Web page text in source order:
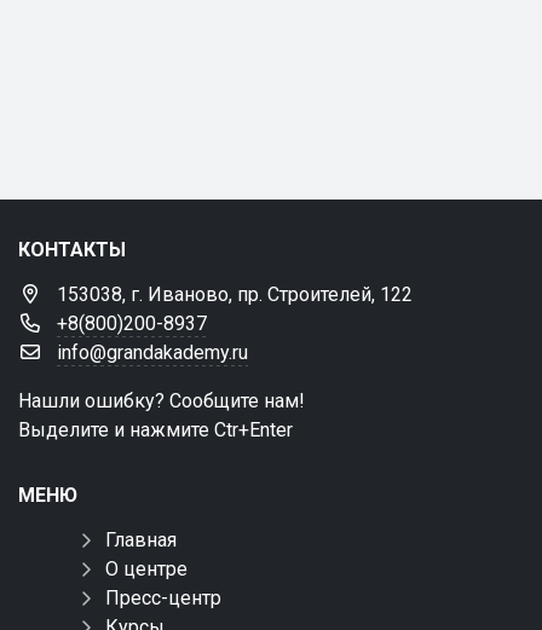
КОНТАКТЫ
153038, г. Иваново, пр. Строителей, 122
+8(800)200-8937
info@grandakademy.ru
Нашли ошибку? Сообщите нам!
Выделите и нажмите Ctr+Enter
МЕНЮ
Главная
О центре
Пресс-центр